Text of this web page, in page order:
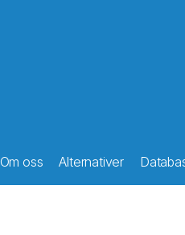
Om oss Alternativer